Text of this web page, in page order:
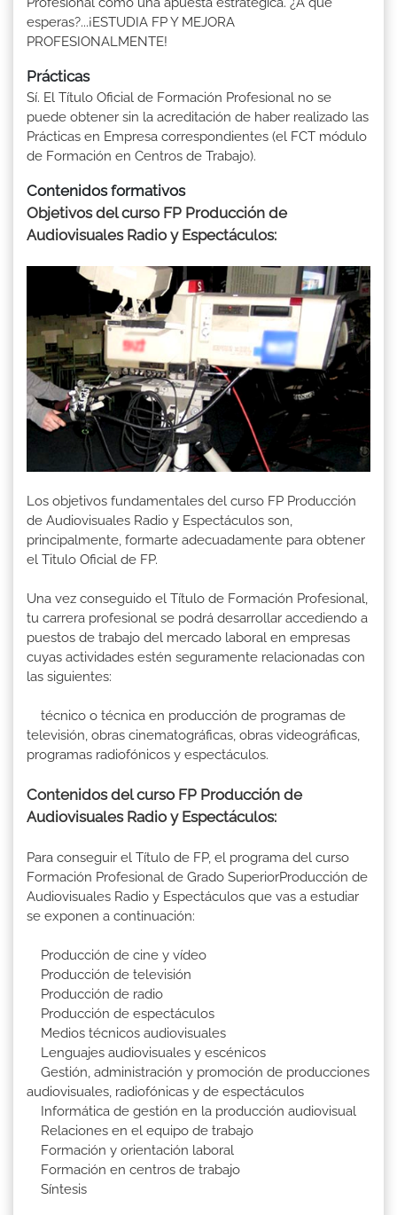
esperas?...¡ESTUDIA FP Y MEJORA
PROFESIONALMENTE!
Prácticas
Sí. El Título Oficial de Formación Profesional no se
puede obtener sin la acreditación de haber realizado las
Prácticas en Empresa correspondientes (el FCT módulo
de Formación en Centros de Trabajo).
Contenidos formativos
Objetivos del curso FP Producción de
Audiovisuales Radio y Espectáculos:
Los objetivos fundamentales del curso FP Producción
de Audiovisuales Radio y Espectáculos son,
principalmente, formarte adecuadamente para obtener
el Titulo Oficial de FP.
Una vez conseguido el Título de Formación Profesional,
tu carrera profesional se podrá desarrollar accediendo a
puestos de trabajo del mercado laboral en empresas
cuyas actividades estén seguramente relacionadas con
las siguientes:
técnico o técnica en producción de programas de
televisión, obras cinematográficas, obras videográficas,
programas radiofónicos y espectáculos.
Contenidos del curso FP Producción de
Audiovisuales Radio y Espectáculos:
Para conseguir el Título de FP, el programa del curso
Formación Profesional de Grado SuperiorProducción de
Audiovisuales Radio y Espectáculos que vas a estudiar
se exponen a continuación:
Producción de cine y vídeo
Producción de televisión
Producción de radio
Producción de espectáculos
Medios técnicos audiovisuales
Lenguajes audiovisuales y escénicos
Gestión, administración y promoción de producciones
audiovisuales, radiofónicas y de espectáculos
Informática de gestión en la producción audiovisual
Relaciones en el equipo de trabajo
Formación y orientación laboral
Formación en centros de trabajo
Síntesis